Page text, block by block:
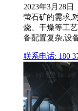
2023年3月28
萤石矿的需求,
烧、干燥等工
备配置复杂,设
联系电话: 180